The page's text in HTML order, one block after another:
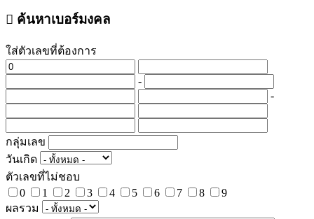
ค้นหาเบอร์มงคล
ใส่ตัวเลขที่ต้องการ
-
-
กลุ่มเลข
วันเกิด
ตัวเลขที่ไม่ชอบ
0
1 2 3 4 5 6 7 8
9
ผลรวม